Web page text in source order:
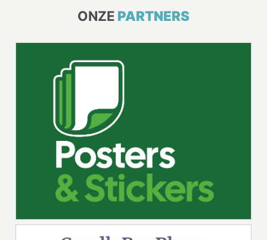
ONZE PARTNERS